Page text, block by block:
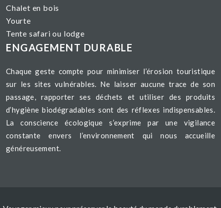
Chalet en bois
Yourte
Tente safari ou lodge
ENGAGEMENT DURABLE
Chaque geste compte pour minimiser l’érosion touristique
sur les sites vulnérables. Ne laisser aucune trace de son
passage, rapporter ses déchets et utiliser des produits
d’hygiène biodégradables sont des réflexes indispensables.
La conscience écologique s’exprime par une vigilance
constante envers l’environnement qui nous accueille
généreusement.